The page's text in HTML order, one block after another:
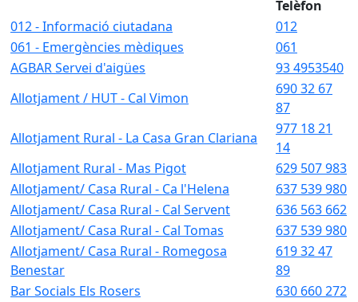
Telèfon
012 - Informació ciutadana
012
061 - Emergències mèdiques
061
AGBAR Servei d'aigües
93 4953540
Allotjament / HUT - Cal Vimon
690 32 67
87
Allotjament Rural - La Casa Gran Clariana
977 18 21
14
Allotjament Rural - Mas Pigot
629 507 983
Allotjament/ Casa Rural - Ca l'Helena
637 539 980
Allotjament/ Casa Rural - Cal Servent
636 563 662
Allotjament/ Casa Rural - Cal Tomas
637 539 980
Allotjament/ Casa Rural - Romegosa
Benestar
619 32 47
89
Bar Socials Els Rosers
630 660 272